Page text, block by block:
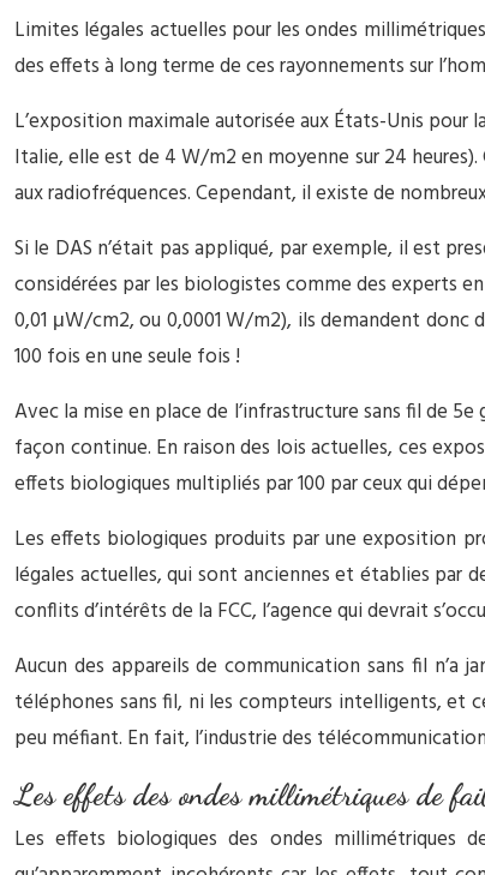
Limites légales actuelles pour les ondes
des effets à long terme de ces rayonnements sur
L’exposition maximale autorisée aux États-Unis pour
Italie, elle est de 4 W/m2 en moyenne sur 24
aux radiofréquences. Cependant, il existe de
Si le DAS n’était pas appliqué, par exemple, il est
considérées par les biologistes comme des experts
0,01 μW/cm2, ou 0,0001 W/m2), ils demandent
100 fois en une seule fois !
Avec la mise en place de l’infrastructure sans fil de
façon continue. En raison des lois actuelles, ces
effets biologiques multipliés par 100 par ceux qui
Les effets biologiques produits par une exposition
légales actuelles, qui sont anciennes et établies par
conflits d’intérêts de la FCC, l’agence qui devrait
Aucun des appareils de communication sans fil
téléphones sans fil, ni les compteurs intelligents, et
peu méfiant. En fait, l’industrie des
Les effets des ondes millimétriques de
Les effets biologiques des ondes millimétriques